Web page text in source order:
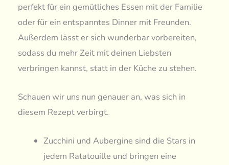
perfekt für ein gemütliches Essen mit der Familie
oder für ein entspanntes Dinner mit Freunden.
Außerdem lässt er sich wunderbar vorbereiten,
sodass du mehr Zeit mit deinen Liebsten
verbringen kannst, statt in der Küche zu stehen.
Schauen wir uns nun genauer an, was sich in
diesem Rezept verbirgt.
Zucchini und Aubergine sind die Stars in
jedem Ratatouille und bringen eine